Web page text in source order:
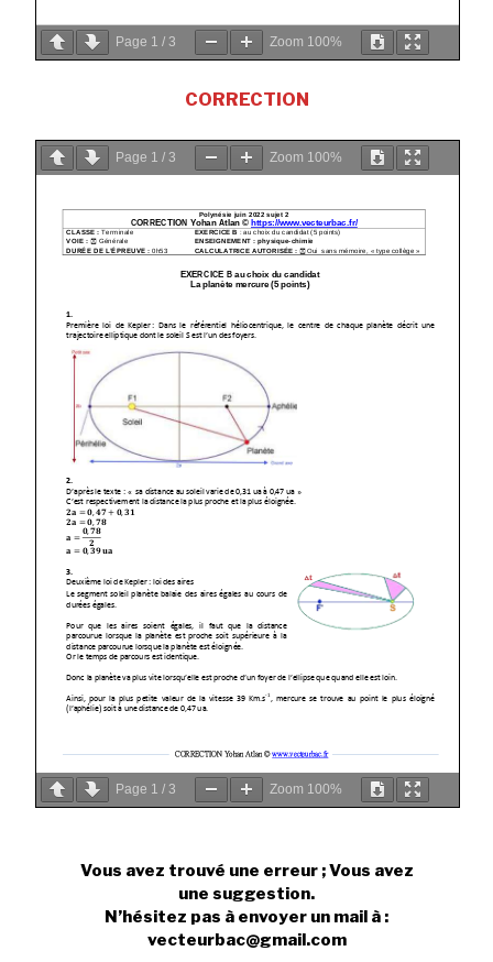
Page 1 / 3 Zoom 100%
CORRECTION
Page 1 / 3 Zoom 100%
Page 1 / 3 Zoom 100%
Vous avez trouvé une erreur ; Vous avez
une suggestion.
N’hésitez pas à envoyer un mail à :
vecteurbac@gmail.com